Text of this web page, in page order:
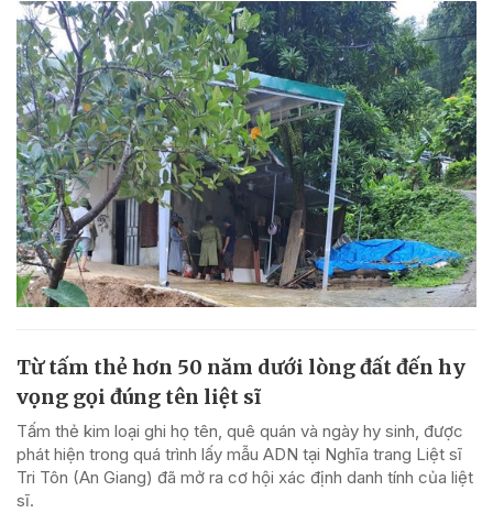
Từ tấm thẻ hơn 50 năm dưới lòng đất đến hy
vọng gọi đúng tên liệt sĩ
Tấm thẻ kim loại ghi họ tên, quê quán và ngày hy sinh, được
phát hiện trong quá trình lấy mẫu ADN tại Nghĩa trang Liệt sĩ
Tri Tôn (An Giang) đã mở ra cơ hội xác định danh tính của liệt
sĩ.